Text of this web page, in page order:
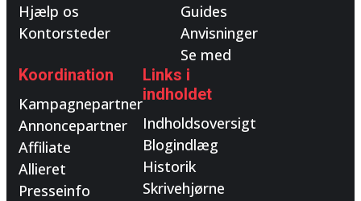
Hjælp os
Kontorsteder
Guides
Anvisninger
Se med
Koordination
Kampagnepartner
Annoncepartner
Affiliate
Allieret
Presseinfo
Links i
indholdet
Indholdsoversigt
Blogindlæg
Historik
Skrivehjørne